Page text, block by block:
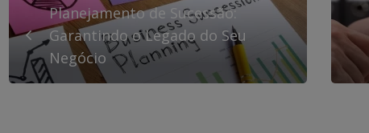
Planejamento de Sucessão:
Garantindo o Legado do Seu
Negócio